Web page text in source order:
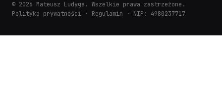
© 2026 Mateusz Ludyga. Wszelkie prawa zastrzeżone.
Polityka prywatności · Regulamin · NIP: 4980237717